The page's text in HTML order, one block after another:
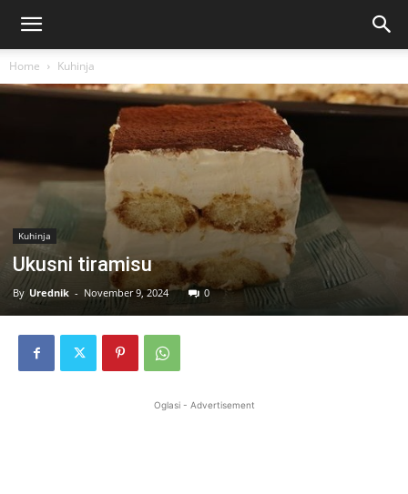
Home Kuhinja
Kuhinja
Ukusni tiramisu
By Urednik - November 9, 2024 0
Oglasi - Advertisement